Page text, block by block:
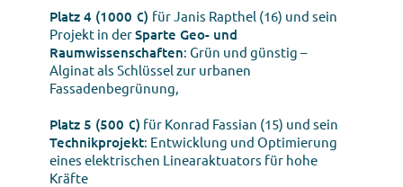
Platz 4 (1000 €) für Janis Rapthel (16) und sein
Projekt in derSparte Geo- und
Raumwissenschaften: Grün und günstig –
Alginat als Schlüssel zur urbanen
Fassadenbegrünung,
Platz 5 (500 €) für Konrad Fassian (15) und sein
Technikprojekt: Entwicklung und Optimierung
eines elektrischen Linearaktuators für hohe
Kräfte